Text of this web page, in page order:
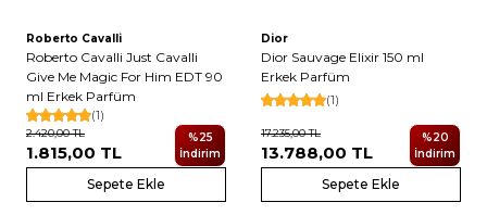
Roberto Cavalli
Roberto Cavalli Just Cavalli
Give Me Magic For Him EDT 90
ml Erkek Parfüm
(1)
2.420,00TL
1.815,00 TL
%25
İndirim
Sepete Ekle
Yeni
Dior
Dior Sauvage Elixir 150 ml
Erkek Parfüm
(1)
17.235,00TL
13.788,00 TL
%20
İndirim
Sepete Ekle